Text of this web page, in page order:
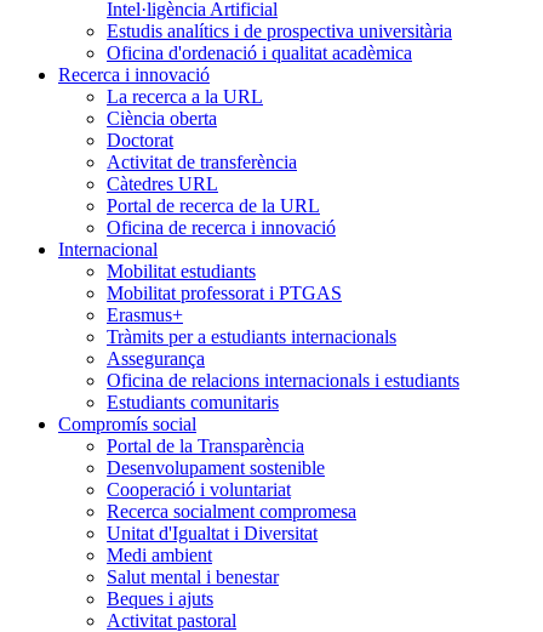
Intel·ligència Artificial
Estudis analítics i de prospectiva universitària
Oficina d'ordenació i qualitat acadèmica
Recerca i innovació
La recerca a la URL
Ciència oberta
Doctorat
Activitat de transferència
Càtedres URL
Portal de recerca de la URL
Oficina de recerca i innovació
Internacional
Mobilitat estudiants
Mobilitat professorat i PTGAS
Erasmus+
Tràmits per a estudiants internacionals
Assegurança
Oficina de relacions internacionals i estudiants
Estudiants comunitaris
Compromís social
Portal de la Transparència
Desenvolupament sostenible
Cooperació i voluntariat
Recerca socialment compromesa
Unitat d'Igualtat i Diversitat
Medi ambient
Salut mental i benestar
Beques i ajuts
Activitat pastoral